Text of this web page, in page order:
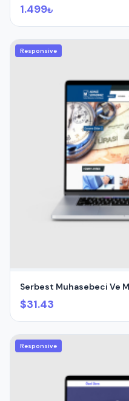
1.499₺
Responsive
Serbest Muhasebeci Ve
$31.43
Responsive